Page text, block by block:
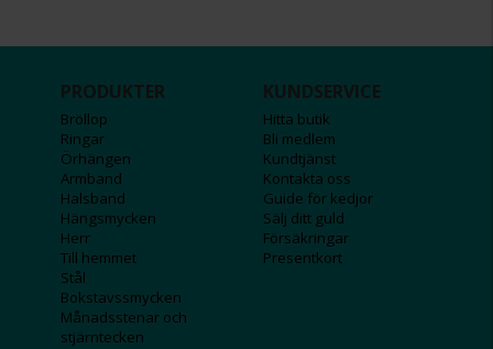
PRODUKTER
Bröllop
Ringar
Örhängen
Armband
Halsband
Hängsmycken
Herr
Till hemmet
Stål
Bokstavssmycken
Månadsstenar och
stjärntecken
KUNDSERVICE
Hitta butik
Bli medlem
Kundtjänst
Kontakta oss
Guide för kedjor
Sälj ditt guld
Försäkringar
Presentkort